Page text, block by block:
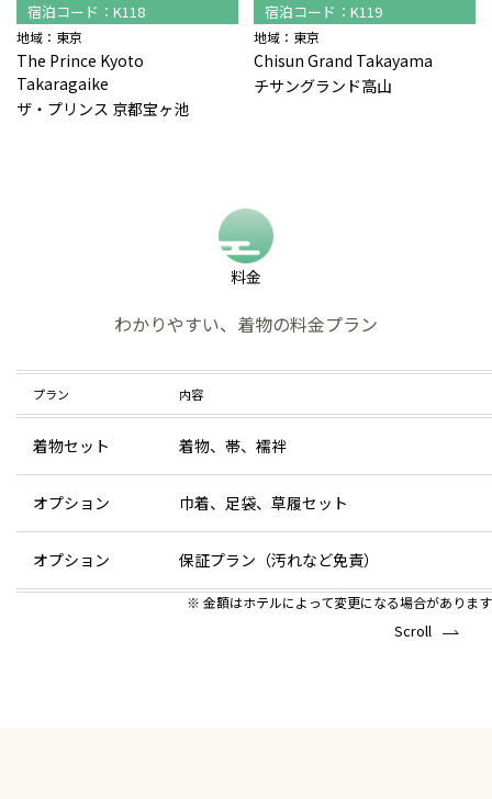
宿泊コード：K118
地域：東京
The Prince Kyoto
Takaragaike
ザ・プリンス 京都宝ヶ池
宿泊コード：K119
地域：東京
Chisun Grand Takayama
チサングランド高山
料金
わかりやすい、着物の料金プラン
プラン 内容
着物セット 着物、帯、襦袢
オプション 巾着、足袋、草履セット
オプション 保証プラン（汚れなど免責）
※ 金額はホテルによって変更になる場合があります
Scroll